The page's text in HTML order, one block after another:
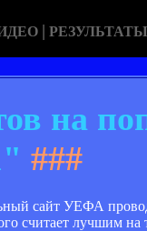
|
на
###
сайт УЕФА
считает лучшим